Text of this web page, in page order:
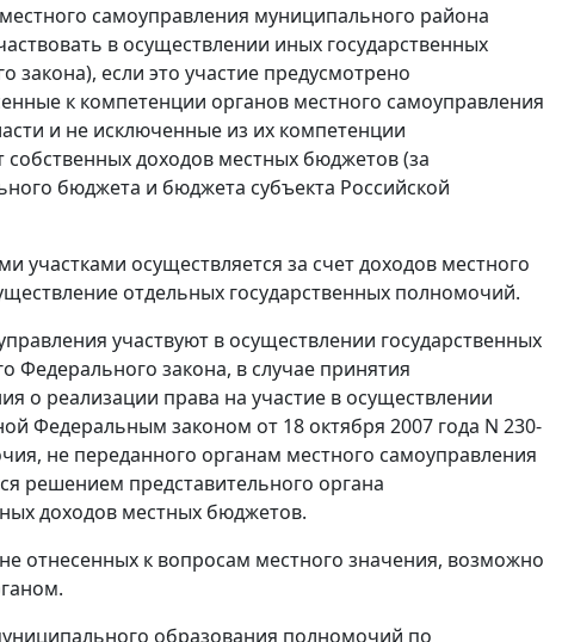
самоуправления муниципального района
в осуществлении иных государственных
закона), если это участие предусмотрено
к компетенции органов местного самоуправления
и не исключенные из их компетенции
доходов местных бюджетов (за
бюджета и бюджета субъекта Российской
осуществляется за счет доходов местного
отдельных государственных полномочий.
участвуют в осуществлении государственных
Федерального закона, в случае принятия
о реализации права на участие в осуществлении
Федеральным законом от 18 октября 2007 года N 230-
не переданного органам местного самоуправления
решением представительного органа
доходов местных бюджетов.
отнесенных к вопросам местного значения, возможно
образования полномочий по